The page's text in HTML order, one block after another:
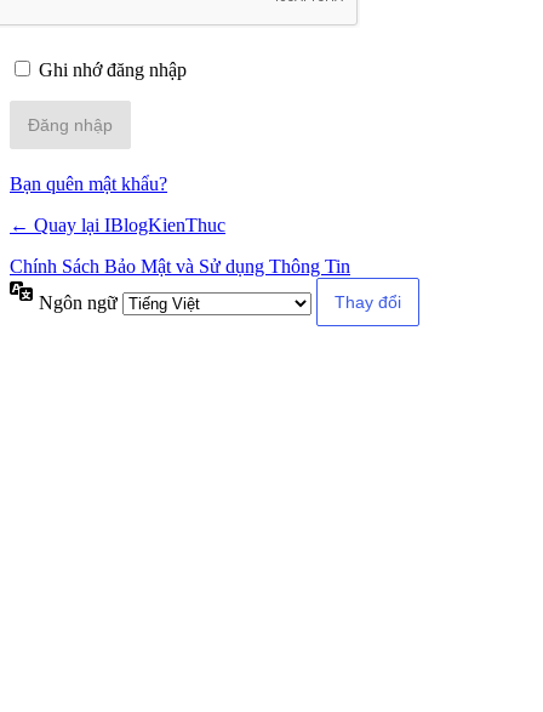
Ghi nhớ đăng nhập
Alternative:
Bạn quên mật khẩu?
← Quay lại IBlogKienThuc
Chính Sách Bảo Mật và Sử dụng Thông Tin
Ngôn ngữ